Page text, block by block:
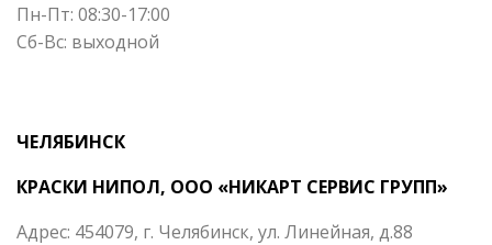
Пн-Пт: 08:30-17:00
Сб-Вс: выходной
ЧЕЛЯБИНСК
КРАСКИ НИПОЛ, ООО «НИКАРТ СЕРВИС ГРУПП»
Адрес: 454079, г. Челябинск, ул. Линейная, д.88